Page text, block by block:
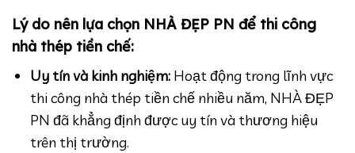
Lý do nên lựa chọn NHÀ ĐẸP PN để thi công
nhà thép tiền chế:
Uy tín và kinh nghiệm: Hoạt động trong lĩnh vực
thi công nhà thép tiền chế nhiều năm, NHÀ ĐẸP
PN đã khẳng định được uy tín và thương hiệu
trên thị trường.